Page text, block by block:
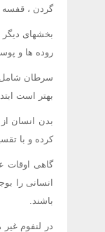
گردن ، قفسه
بخشهای
روده ها و
سرطان شامل
بهتر است
بدن انسان
کرده و با
گاهی اوقات
انسانی را
باشند.
در لنفوم